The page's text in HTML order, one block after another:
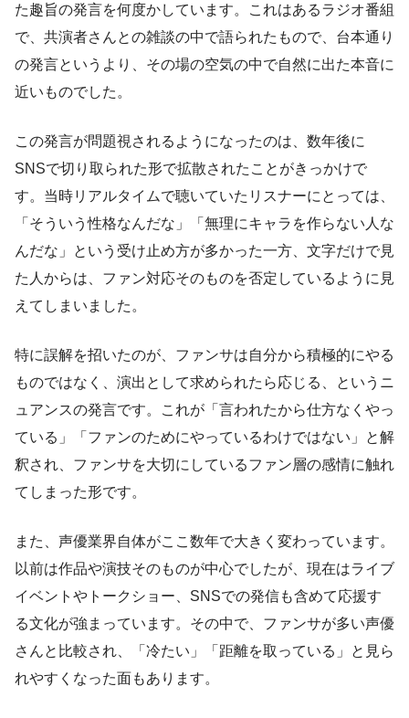
た趣旨の発言を何度かしています。これはあるラジオ番組
で、共演者さんとの雑談の中で語られたもので、台本通り
の発言というより、その場の空気の中で自然に出た本音に
近いものでした。
この発言が問題視されるようになったのは、数年後に
SNSで切り取られた形で拡散されたことがきっかけで
す。当時リアルタイムで聴いていたリスナーにとっては、
「そういう性格なんだな」「無理にキャラを作らない人な
んだな」という受け止め方が多かった一方、文字だけで見
た人からは、ファン対応そのものを否定しているように見
えてしまいました。
特に誤解を招いたのが、ファンサは自分から積極的にやる
ものではなく、演出として求められたら応じる、というニ
ュアンスの発言です。これが「言われたから仕方なくやっ
ている」「ファンのためにやっているわけではない」と解
釈され、ファンサを大切にしているファン層の感情に触れ
てしまった形です。
また、声優業界自体がここ数年で大きく変わっています。
以前は作品や演技そのものが中心でしたが、現在はライブ
イベントやトークショー、SNSでの発信も含めて応援す
る文化が強まっています。その中で、ファンサが多い声優
さんと比較され、「冷たい」「距離を取っている」と見ら
れやすくなった面もあります。